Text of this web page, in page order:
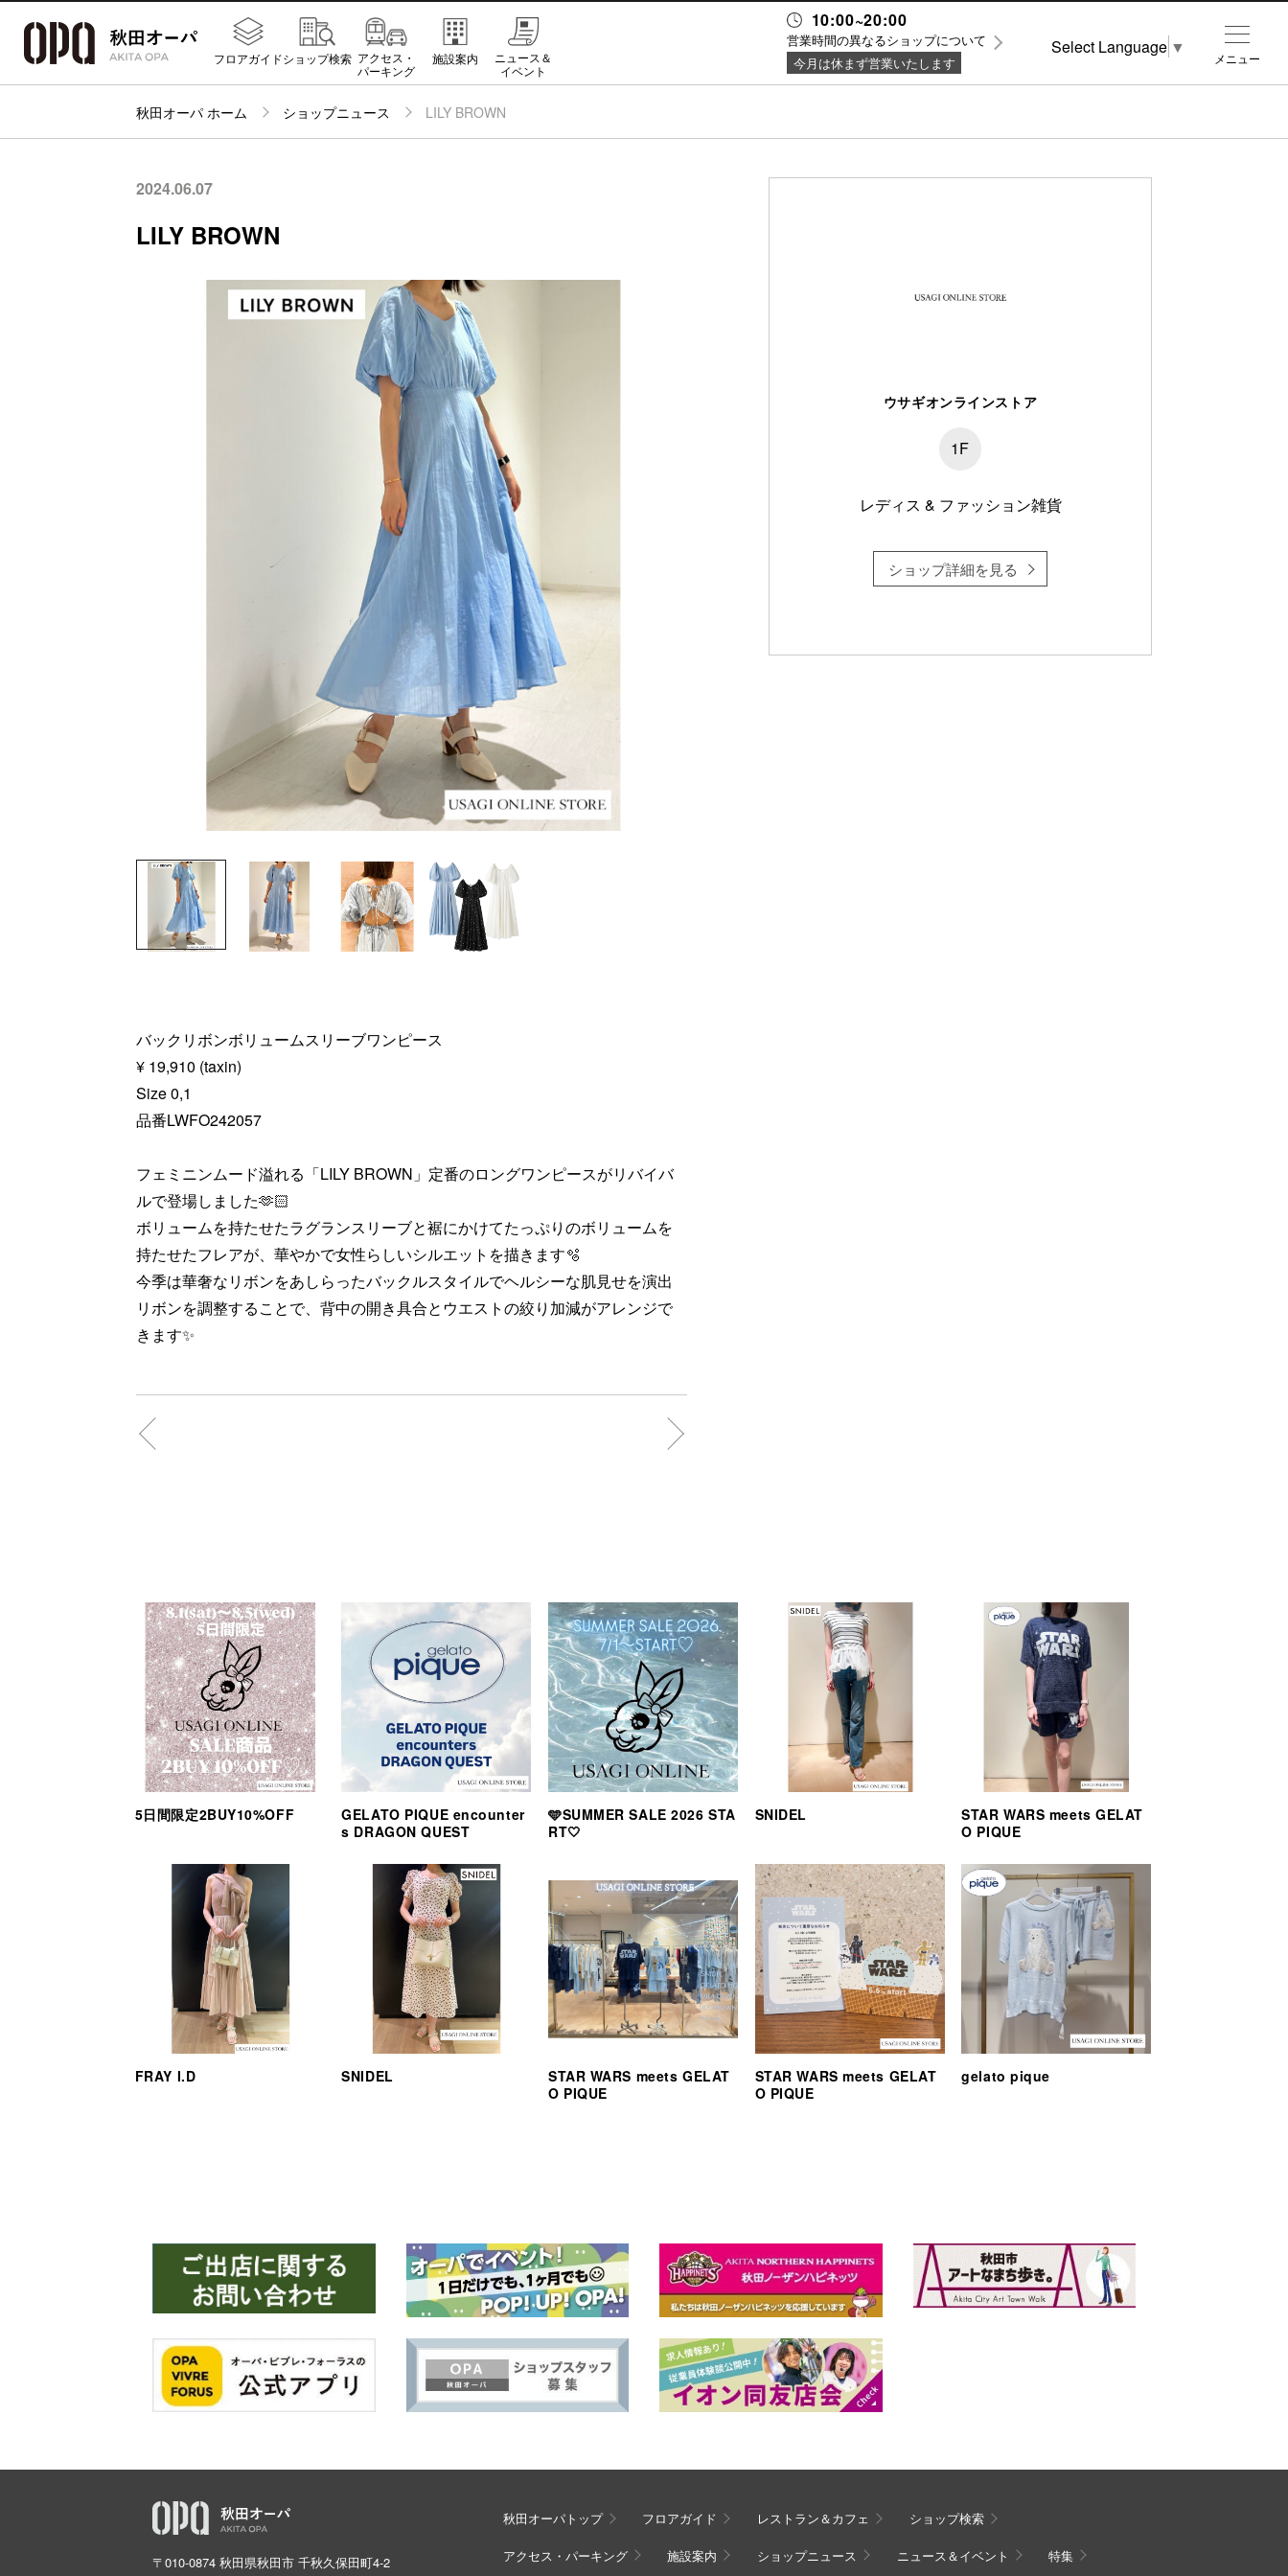
10:00~20:00
営業時間の異なるショップについて
今月は休まず営業いたします
フロアガイドショップ検索 アクセス・
パーキング
施設案内
ニュース＆
イベント
秋田オーパ ホーム ショップニュース LILY BROWN
2024.06.07
LILY BROWN
バックリボンボリュームスリーブワンピース
¥ 19,910 (taxin)
Size 0,1
品番LWFO242057
フェミニンムード溢れる「LILY BROWN」定番のロングワンピースがリバイバ
ルで登場しました🫶🏻
ボリュームを持たせたラグランスリーブと裾にかけてたっぷりのボリュームを
持たせたフレアが、華やかで女性らしいシルエットを描きます🫧
今季は華奢なリボンをあしらったバックルスタイルでヘルシーな肌見せを演出
リボンを調整することで、背中の開き具合とウエストの絞り加減がアレンジで
きます✨
ウサギオンラインストア
1F
レディス & ファッション雑貨
ショップ詳細を見る
5日間限定2BUY10%OFF
GELATO PIQUE encounter
s DRAGON QUEST
🩵SUMMER SALE 2026 STA
RT🤍
SNIDEL
STAR WARS meets GELAT
O PIQUE
FRAY I.D SNIDEL
STAR WARS meets GELAT
O PIQUE
STAR WARS meets GELAT
O PIQUE
gelato pique
〒010-0874 秋田県秋田市 千秋久保田町4-2
秋田オーパトップ フロアガイド レストラン＆カフェ ショップ検索
アクセス・パーキング 施設案内 ショップニュース ニュース＆イベント 特集
メニュー
Select Language ▼